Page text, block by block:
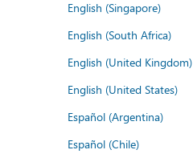
English (Singapore)
English (South Africa)
English (United Kingdom)
English (United States)
Español (Argentina)
Español (Chile)